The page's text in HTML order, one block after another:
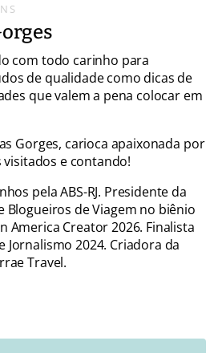
com todo carinho para
de qualidade como dicas de
que valem a pena colocar em
Gorges, carioca apaixonada por
visitados e contando!
pela ABS-RJ. Presidente da
Blogueiros de Viagem no biênio
America Creator 2026. Finalista
Jornalismo 2024. Criadora da
Travel.